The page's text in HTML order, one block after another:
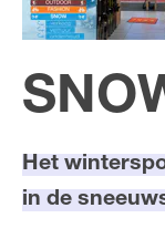
Het
in de